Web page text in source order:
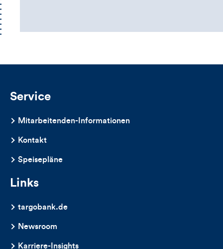
Service
Mitarbeitenden-Informationen
Kontakt
Speisepläne
Links
targobank.de
Newsroom
Karriere-Insights